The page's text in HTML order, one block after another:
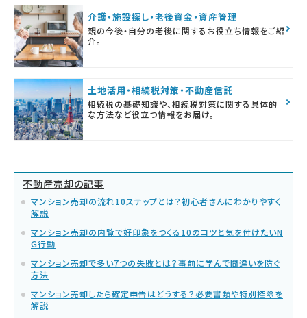
介護・施設探し・老後資金・資産管理
親の今後・自分の老後に関するお役立ち情報をご紹
介。
土地活用・相続税対策・不動産信託
相続税の基礎知識や、相続税対策に関する具体的
な方法など役立つ情報をお届け。
不動産売却の記事
マンション売却の流れ10ステップとは？初心者さんにわかりやすく
解説
マンション売却の内覧で好印象をつくる10のコツと気を付けたいN
G行動
マンション売却で多い7つの失敗とは？事前に学んで間違いを防ぐ
方法
マンション売却したら確定申告はどうする？必要書類や特別控除を
解説